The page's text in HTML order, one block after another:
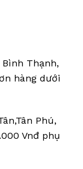
Bình Thạnh,
hàng dưới
Phú,
Vnđ phụ